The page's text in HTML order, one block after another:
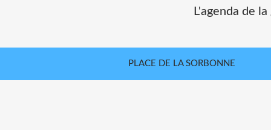
L'agenda de
PLACE DE LA SORBONNE